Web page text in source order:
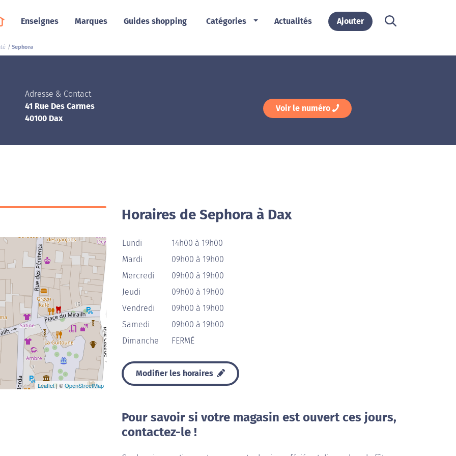
Enseignes Marques Guides shopping Catégories Actualités Ajouter
Sephora
Adresse & Contact
41 Rue Des Carmes
40100 Dax
Voir le numéro
Leaflet| ©OpenStreetMap
Horaires de Sephora à Dax
Lundi
14h00 à 19h00
Mardi
09h00 à 19h00
Mercredi
09h00 à 19h00
Jeudi
09h00 à 19h00
Vendredi
09h00 à 19h00
Samedi
09h00 à 19h00
Dimanche
FERMÉ
Modifier les horaires
Pour savoir si votre magasin est ouvert ces jours,
contactez-le !